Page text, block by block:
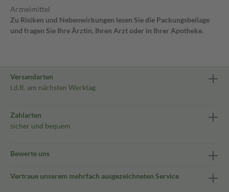
Arzneimittel
Zu Risiken und Nebenwirkungen lesen Sie die Packungsbeilage
und fragen Sie Ihre Ärztin, Ihren Arzt oder in Ihrer Apotheke.
Versandarten
i.d.R. am nächsten Werktag
Zahlarten
sicher und bequem
Bewerte uns
Vertraue unserem mehrfach ausgezeichneten Service